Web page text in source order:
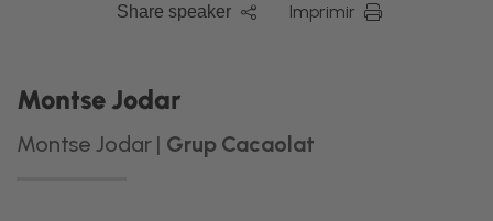
Share speaker Imprimir
Montse Jodar
Montse Jodar | Grup Cacaolat